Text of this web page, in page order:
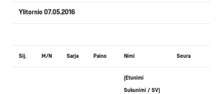
Ylitornio 07.05.2016
Sij. M/N Sarja Paino Nimi Seura
(Etunimi
Sukunimi / SV)